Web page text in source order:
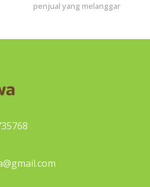
penjual yang melanggar